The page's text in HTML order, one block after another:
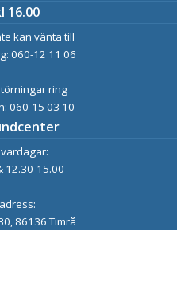
16.00
kan vänta till
060-12 11 06
ring
060-15 03 10
12.30-15.00
86136 Timrå